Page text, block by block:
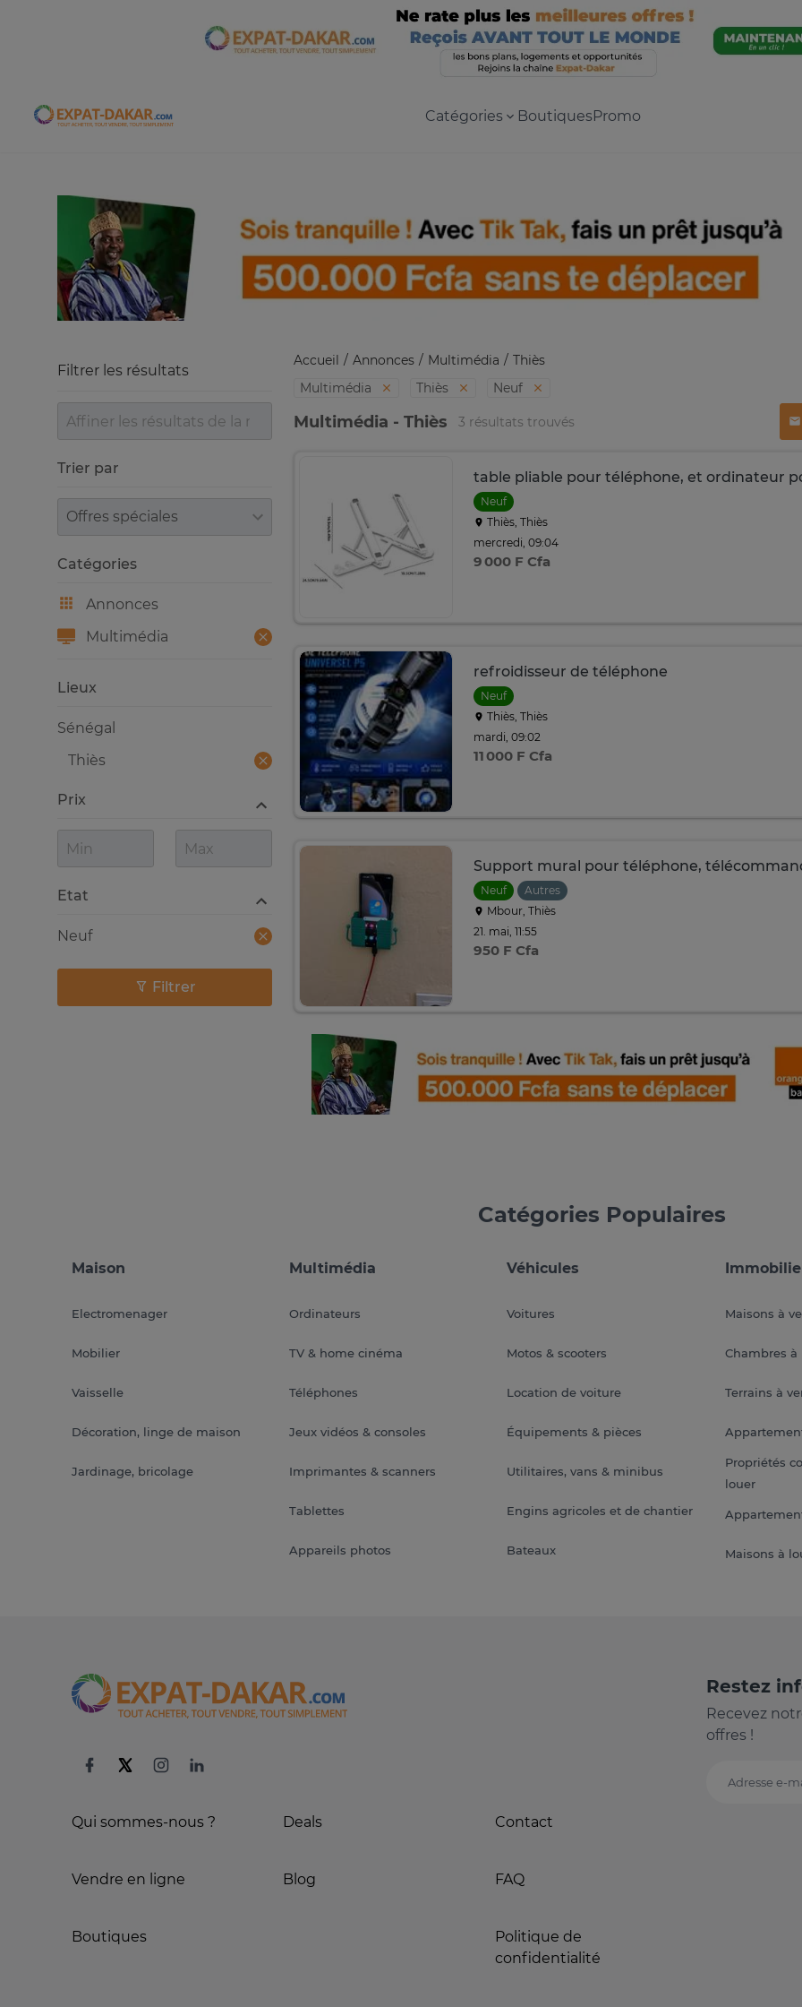
Expat-Dakar Catégories BoutiquesPromo
Accueil Annonces Multimédia
Thiès
Multimédia
Thiès Neuf
Multimédia - Thiès 3 résultats trouvés
table pliable pour téléphone, et ordinateur
Neuf
Thiès, Thiès
mercredi, 09:04
9 000 F Cfa
refroidisseur de téléphone
Neuf
Thiès, Thiès
mardi, 09:02
11 000 F Cfa
Support mural pour téléphone,
Neuf
Autres
Mbour, Thiès
21. mai, 11:55
950 F Cfa
Filtrer les résultats
Trier par
Trier par
Catégories
Annonces
Multimédia
Lieux
Sénégal
Thiès
Prix
Etat
Neuf
Filtrer
Catégories Populaires
Maison
Electromenager
Mobilier
Vaisselle
Décoration, linge de maison
Jardinage, bricolage
Multimédia
Ordinateurs
TV & home cinéma
Téléphones
Jeux vidéos & consoles
Imprimantes & scanners
Tablettes
Appareils photos
Véhicules
Voitures
Motos & scooters
Location de voiture
Équipements & pièces
Utilitaires, vans & minibus
Engins agricoles et de chantier
Bateaux
Maisons à
Chambres à
Terrains à
Propriétés
louer
Maisons à
Qui sommes-nous ?
Vendre en ligne
Boutiques
Deals
Blog
Contact
FAQ
Politique de
confidentialité
Restez
Recevez
offres !
Adresse e-